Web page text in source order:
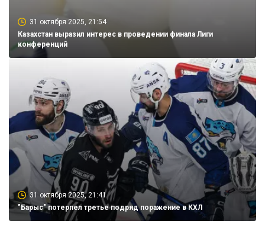
31 октября 2025, 21:54
Казахстан выразил интерес в проведении финала Лиги
конференций
31 октября 2025, 21:41
"Барыс" потерпел третье подряд поражение в КХЛ